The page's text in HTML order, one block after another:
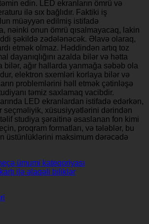
edin. LED ekranların ömrü və
ilə sıx bağlıdır. Faktiki iş
müəyyən edilmiş istifadə
nəinki onun ömrü qısalmayacaq, lakin
şəkildə zədələnəcək. Əlavə olaraq,
etmək olmaz. Həddindən artıq toz
dayanıqlığını azalda bilər və hətta
bilər, ağır hallarda yanmağa səbəb ola
elektron sxemləri korlaya bilər və
problemlərini həll etmək çətinləşə
təmiz saxlamaq vacibdir.
LED ekranlardan istifadə edərkən,
seçməliyik, xüsusiyyətlərini dərindən
studiya şəraitinə əsaslanan fon kimi
proqram formatları, və tələblər, bu
üstünlüklərini maksimum dərəcədə
ümumi kateqoriyası
ilə əlaqəli biliklər